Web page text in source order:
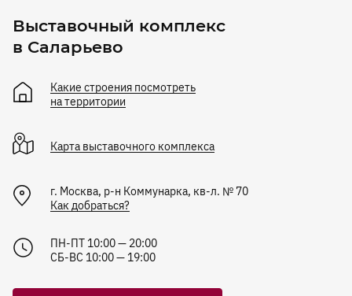
Выставочный комплекс
в Саларьево
Какие строения посмотреть
на территории
Карта выставочного комплекса
г. Москва, р-н Коммунарка, кв-л. № 70
Как добраться?
ПН-ПТ 10:00 — 20:00
СБ-ВС 10:00 — 19:00